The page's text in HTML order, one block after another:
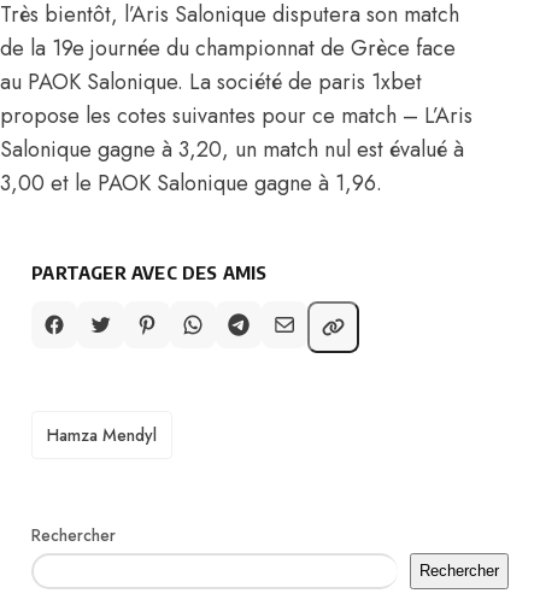
Très bientôt, l’Aris Salonique disputera son match
de la 19e journée du championnat de Grèce face
au PAOK Salonique. La société de paris 1xbet
propose les cotes suivantes pour ce match – L’Aris
Salonique gagne à 3,20, un match nul est évalué à
3,00 et le PAOK Salonique gagne à 1,96.
PARTAGER AVEC DES AMIS
Hamza Mendyl
Rechercher
Rechercher